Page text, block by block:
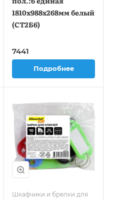
1810x988x268мм белый
(СТ2Б6)
7441
Подробнее
Шкафчики и брелки для